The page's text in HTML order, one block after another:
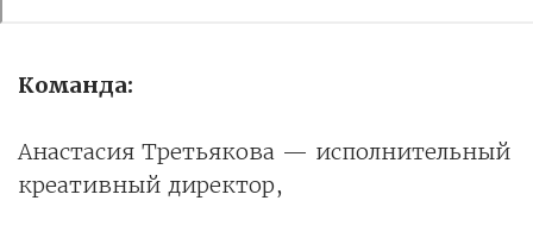
Команда:
Анастасия Третьякова — исполнительный
креативный директор,